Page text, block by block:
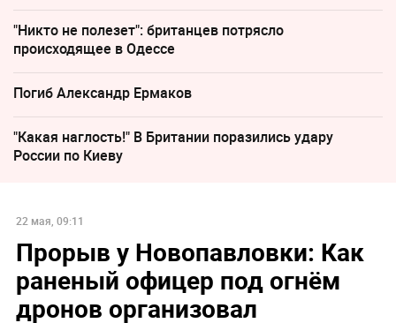
"Никто не полезет": британцев потрясло
происходящее в Одессе
Погиб Александр Ермаков
"Какая наглость!" В Британии поразились удару
России по Киеву
22 мая, 09:11
Прорыв у Новопавловки: Как
раненый офицер под огнём
дронов организовал